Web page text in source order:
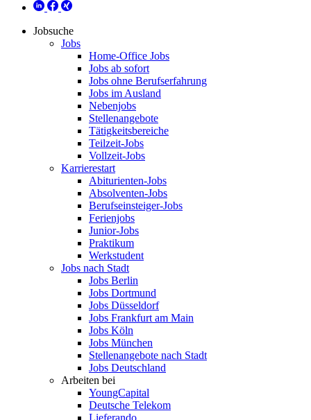
Jobsuche
Jobs
Home-Office Jobs
Jobs ab sofort
Jobs ohne Berufserfahrung
Jobs im Ausland
Nebenjobs
Stellenangebote
Tätigkeitsbereiche
Teilzeit-Jobs
Vollzeit-Jobs
Karrierestart
Abiturienten-Jobs
Absolventen-Jobs
Berufseinsteiger-Jobs
Ferienjobs
Junior-Jobs
Praktikum
Werkstudent
Jobs nach Stadt
Jobs Berlin
Jobs Dortmund
Jobs Düsseldorf
Jobs Frankfurt am Main
Jobs Köln
Jobs München
Stellenangebote nach Stadt
Jobs Deutschland
Arbeiten bei
YoungCapital
Deutsche Telekom
Lieferando